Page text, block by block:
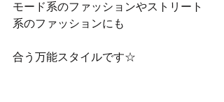
モード系のファッションやストリート
系のファッションにも
合う万能スタイルです☆